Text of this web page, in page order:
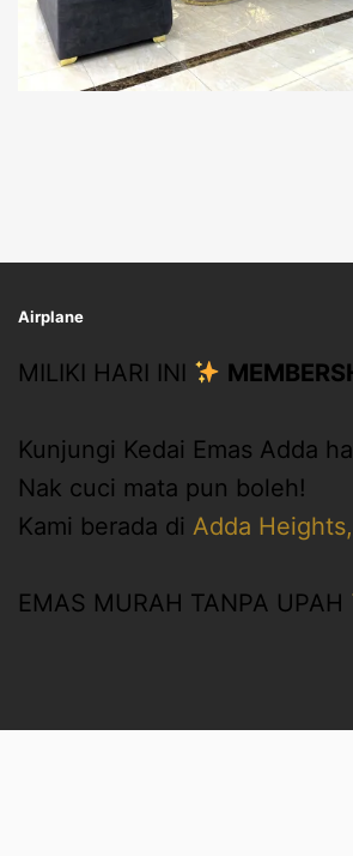
Airplane
MILIKI HARI INI
Kunjungi Kedai Emas Adda
Nak cuci mata pun boleh!
Kami berada di Adda
EMAS MURAH TANPA UPAH